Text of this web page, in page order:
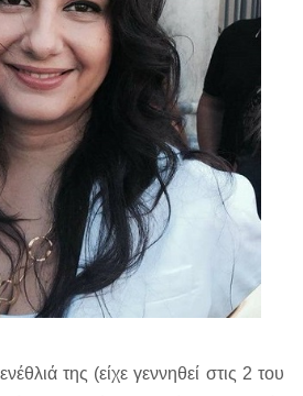
της (είχε γεννηθεί στις 2 του